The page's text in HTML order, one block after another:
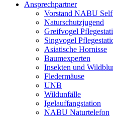
Ansprechpartner
Vorstand NABU
Naturschutzjugend
Greifvogel
Singvogel
Asiatische Hornisse
Baumexperten
Insekten und
Fledermäuse
UNB
Wildunfälle
Igelauffangstation
NABU Naturtelefon